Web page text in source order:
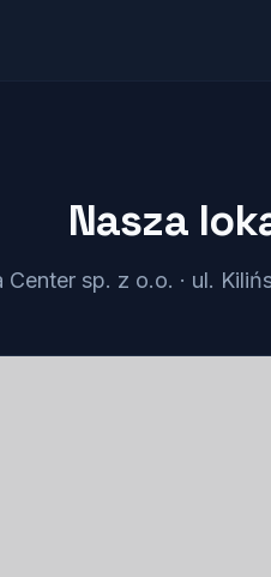
Nasza
Center sp. z o.o. · ul.